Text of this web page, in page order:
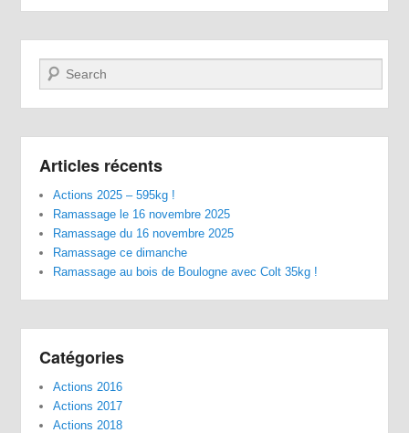
Recherche
Articles récents
Actions 2025 – 595kg !
Ramassage le 16 novembre 2025
Ramassage du 16 novembre 2025
Ramassage ce dimanche
Ramassage au bois de Boulogne avec Colt 35kg !
Catégories
Actions 2016
Actions 2017
Actions 2018